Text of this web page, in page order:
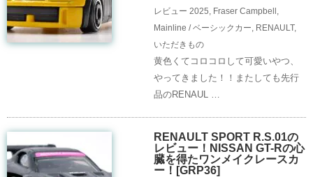
レビュー 2025, Fraser Campbell ,
Mainline / ベーシックカー, RENAULT,
いただきもの
黄色くてコロコロして可愛いやつ、
やってきました！！またしても先行
品のRENAUL …
RENAULT SPORT R.S.01の
レビュー！NISSAN GT-Rの心
臓を得たワンメイクレースカ
ー！[GRP36]